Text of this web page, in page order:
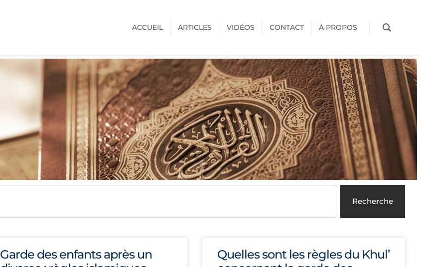
ACCUEIL ARTICLES VIDÉOS CONTACT À PROPOS
Recherche
Garde des enfants après un
Quelles sont les règles du Khul’